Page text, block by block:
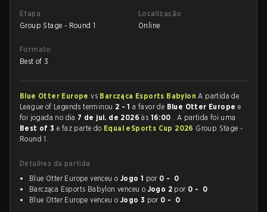
Etapa
Group Stage - Round 1
Localização
Online
Formato
Best of 3
Blue Otter Europevs Barcząca Esports BabylonA partida de
League of Legends terminou 2 - 1 a favor de Blue Otter Europe e
foi jogada no dia 7 de jul. de 2026às 16:00 . A partida foi uma
Best of 3 e faz parte do Equal eSports Cup 2026 Group Stage -
Round 1.
Detalhes da partida
Blue Otter Europe venceu o Jogo 1 por 0 - 0
Barcząca Esports Babylon venceu o Jogo 2 por 0 - 0
Blue Otter Europe venceu o Jogo 3 por 0 - 0